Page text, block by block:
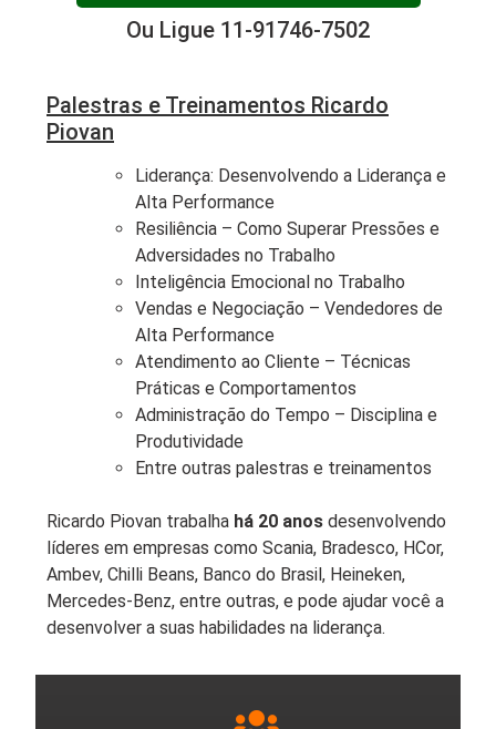
Ou Ligue 11-91746-7502
Palestras e Treinamentos Ricardo
Piovan
Liderança: Desenvolvendo a Liderança e
Alta Performance
Resiliência – Como Superar Pressões e
Adversidades no Trabalho
Inteligência Emocional no Trabalho
Vendas e Negociação – Vendedores de
Alta Performance
Atendimento ao Cliente – Técnicas
Práticas e Comportamentos
Administração do Tempo – Disciplina e
Produtividade
Entre outras palestras e treinamentos
Ricardo Piovan trabalha há 20 anos desenvolvendo
líderes em empresas como Scania, Bradesco, HCor,
Ambev, Chilli Beans, Banco do Brasil, Heineken,
Mercedes-Benz, entre outras, e pode ajudar você a
desenvolver a suas habilidades na liderança.